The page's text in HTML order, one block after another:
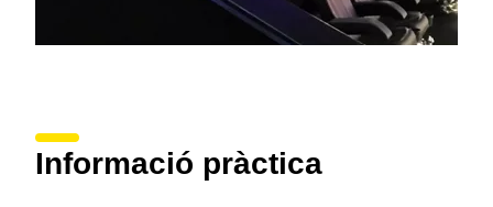
Informació pràctica